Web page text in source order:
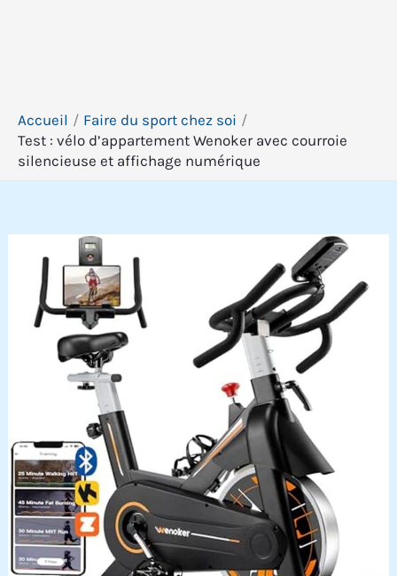
Accueil
Faire du sport chez soi
Test : vélo d’appartement Wenoker avec courroie
silencieuse et affichage numérique